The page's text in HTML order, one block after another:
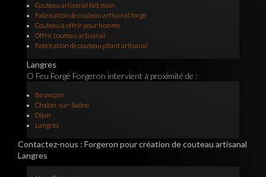
Couteau artisanal fait main
Fabrication de couteau artisanal forgé
Couteau à offrir pour homme
Offrir couteau artisanal
Fabrication de couteau pliant artisanal
Langres
O Feu Forgé Forgeron intervient à proximité de :
Besançon
Chalon-sur-Saône
Dijon
Langres
Contactez-nous : Forgeron pour création de couteau artisanal
Langres